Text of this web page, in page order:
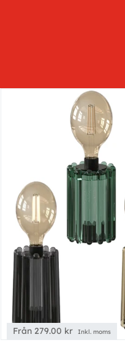
Från 279.00 kr Inkl. moms